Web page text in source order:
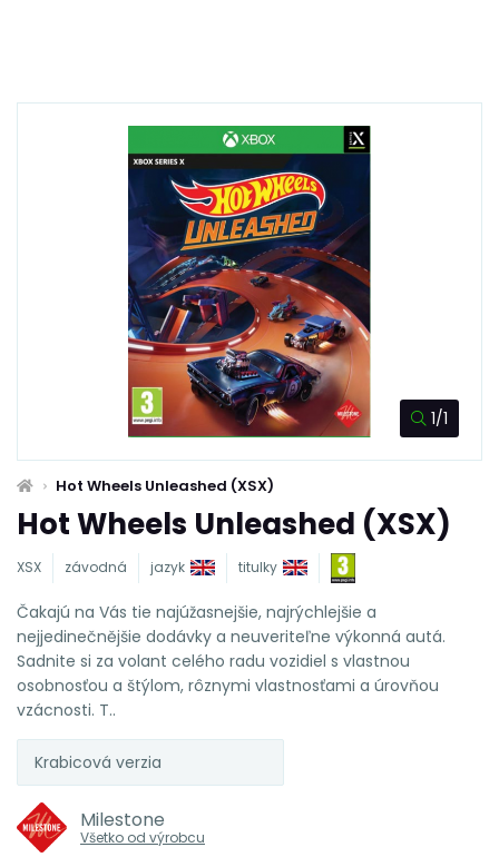
1/1
Hot Wheels Unleashed (XSX)
Hot Wheels Unleashed (XSX)
XSX závodná jazyk titulky
Čakajú na Vás tie najúžasnejšie, najrýchlejšie a
nejjedinečnějšie dodávky a neuveriteľne výkonná autá.
Sadnite si za volant celého radu vozidiel s vlastnou
osobnosťou a štýlom, rôznymi vlastnosťami a úrovňou
vzácnosti. T..
Krabicová verzia
Milestone
Všetko od výrobcu